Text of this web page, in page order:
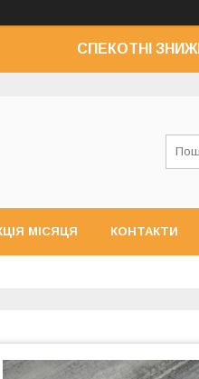
СПЕКОТНІ
МІСЯЦЯ КОНТАКТИ